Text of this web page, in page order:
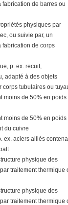
de barres ou
physiques par
ou suivie par, un
fabrication de corps
p. ex. recuit,
adapté à des objets
corps tubulaires ou
moins de 50% en poids
moins de 50% en poids
du cuivre
ex. aciers alliés
physique des
traitement thermique
physique des
traitement thermique